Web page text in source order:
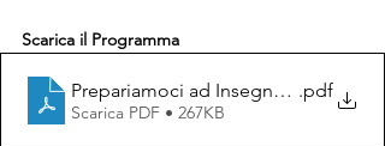
Scarica il Programma
Prepariamoci ad Insegnare -.pdf
Scarica PDF • 267KB